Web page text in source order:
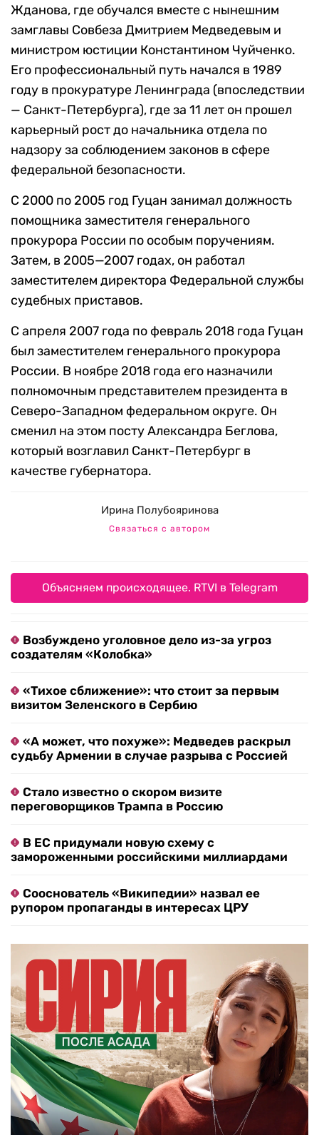
Жданова, где обучался вместе с нынешним
замглавы Совбеза Дмитрием Медведевым и
министром юстиции Константином Чуйченко.
Его профессиональный путь начался в 1989
году в прокуратуре Ленинграда (впоследствии
— Санкт-Петербурга), где за 11 лет он прошел
карьерный рост до начальника отдела по
надзору за соблюдением законов в сфере
федеральной безопасности.
С 2000 по 2005 год Гуцан занимал должность
помощника заместителя генерального
прокурора России по особым поручениям.
Затем, в 2005—2007 годах, он работал
заместителем директора Федеральной службы
судебных приставов.
С апреля 2007 года по февраль 2018 года Гуцан
был заместителем генерального прокурора
России. В ноябре 2018 года его назначили
полномочным представителем президента в
Северо-Западном федеральном округе. Он
сменил на этом посту Александра Беглова,
который возглавил Санкт-Петербург в
качестве губернатора.
Ирина Полубояринова
Связаться с автором
Объясняем происходящее. RTVI в Telegram
Возбуждено уголовное дело из-за угроз
создателям «Колобка»
«Тихое сближение»: что стоит за первым
визитом Зеленского в Сербию
«А может, что похуже»: Медведев раскрыл
судьбу Армении в случае разрыва с Россией
Стало известно о скором визите
переговорщиков Трампа в Россию
В ЕС придумали новую схему с
замороженными российскими миллиардами
Сооснователь «Википедии» назвал ее
рупором пропаганды в интересах ЦРУ